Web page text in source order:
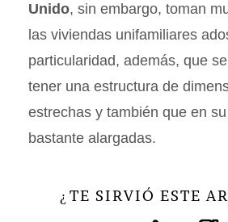
Unido, sin embargo, toman
las viviendas unifamiliares
particularidad, además, que
tener una estructura de
estrechas y también que en
bastante alargadas.
¿ TE SIRVIÓ ESTE